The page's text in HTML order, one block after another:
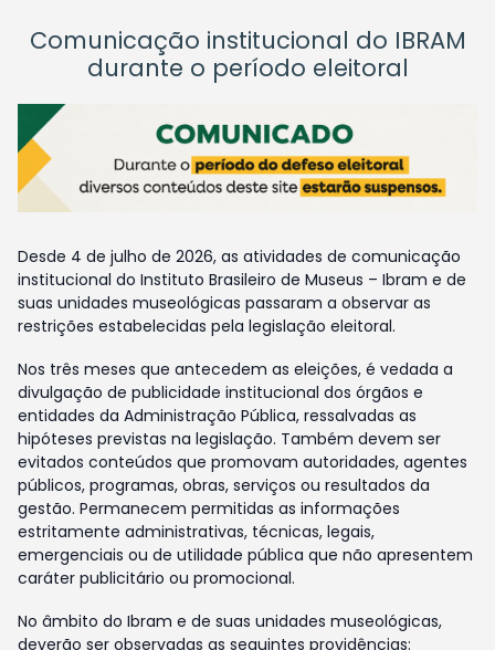
Comunicação institucional do IBRAM
durante o período eleitoral
Desde 4 de julho de 2026, as atividades de comunicação
institucional do Instituto Brasileiro de Museus – Ibram e de
suas unidades museológicas passaram a observar as
restrições estabelecidas pela legislação eleitoral.
Nos três meses que antecedem as eleições, é vedada a
divulgação de publicidade institucional dos órgãos e
entidades da Administração Pública, ressalvadas as
hipóteses previstas na legislação. Também devem ser
evitados conteúdos que promovam autoridades, agentes
públicos, programas, obras, serviços ou resultados da
gestão. Permanecem permitidas as informações
estritamente administrativas, técnicas, legais,
emergenciais ou de utilidade pública que não apresentem
caráter publicitário ou promocional.
No âmbito do Ibram e de suas unidades museológicas,
deverão ser observadas as seguintes providências: